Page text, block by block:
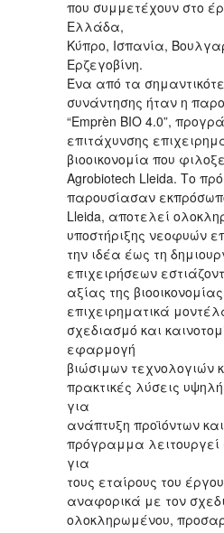
που συμμετέχουν στο
Ελλάδα,
Κύπρο, Ισπανία,
Ερζεγοβίνη.
Ένα από τα
συνάντησης ήταν η
“Emprèn BIO 4.0”,
επιτάχυνσης
βιοοικονομία που
Agrobiotech Lleida. Το
παρουσίασαν
Lleida, αποτελεί
υποστήριξης νεοφυών
την ιδέα έως τη
επιχειρήσεων
αξίας της
επιχειρηματικά
σχεδιασμό και
εφαρμογή
βιώσιμων τεχνολογιών
πρακτικές λύσεις
για
ανάπτυξη προϊόντων
πρόγραμμα λειτουργεί
για
τους εταίρους του
αναφορικά με τον
ολοκληρωμένου,